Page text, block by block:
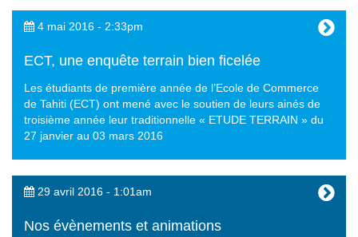
4 mai 2016 - 2:33pm
ECT, une enquête terrain bien ficelée
Les étudiants de première année de l’Ecole de Commerce
de Tahiti (ECT) ont mené avec le soutien de leurs ainés de
troisième année leur traditionnelle « ETUDE TERRAIN » du
27 janvier au 03 mars 2016
29 avril 2016 - 1:01am
Nos évènements et animations